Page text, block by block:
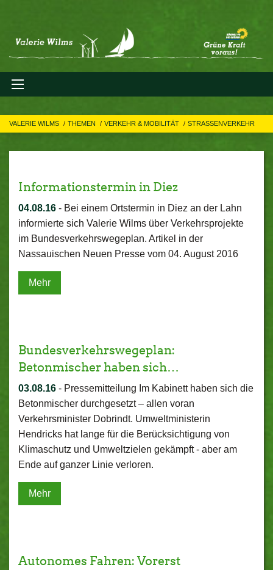
VALERIE WILMS THEMEN VERKEHR & MOBILITÄT STRASSENVERKEHR
Informationstermin in Diez
04.08.16 - Bei einem Ortstermin in Diez an der Lahn
informierte sich Valerie Wilms über Verkehrsprojekte
im Bundesverkehrswegeplan. Artikel in der
Nassauischen Neuen Presse vom 04. August 2016
Mehr
Bundesverkehrswegeplan:
Betonmischer haben sich…
03.08.16 - Pressemitteilung Im Kabinett haben sich die
Betonmischer durchgesetzt – allen voran
Verkehrsminister Dobrindt. Umweltministerin
Hendricks hat lange für die Berücksichtigung von
Klimaschutz und Umweltzielen gekämpft - aber am
Ende auf ganzer Linie verloren.
Mehr
Autonomes Fahren: Vorerst